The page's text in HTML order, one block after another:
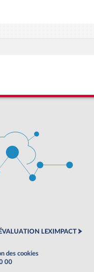
LEXIMPACT
des cookies
00